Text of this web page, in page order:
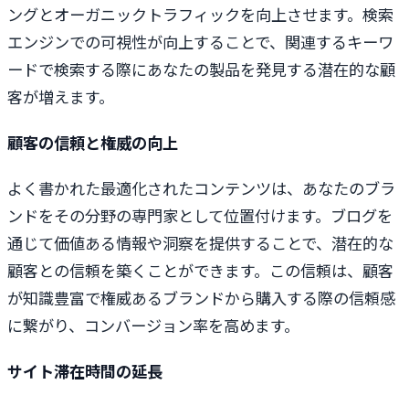
ングとオーガニックトラフィックを向上させます。検索
エンジンでの可視性が向上することで、関連するキーワ
ードで検索する際にあなたの製品を発見する潜在的な顧
客が増えます。
顧客の信頼と権威の向上
よく書かれた最適化されたコンテンツは、あなたのブラ
ンドをその分野の専門家として位置付けます。ブログを
通じて価値ある情報や洞察を提供することで、潜在的な
顧客との信頼を築くことができます。この信頼は、顧客
が知識豊富で権威あるブランドから購入する際の信頼感
に繋がり、コンバージョン率を高めます。
サイト滞在時間の延長